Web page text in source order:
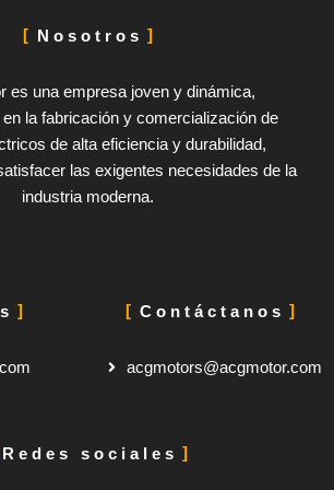
Nosotros
es una empresa joven y dinámica,
la fabricación y comercialización de
de alta eficiencia y durabilidad,
las exigentes necesidades de la
industria moderna.
Contáctanos
acgmotors@acgmotor.com
Redes sociales